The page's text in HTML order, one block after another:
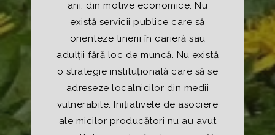
ani, din motive economice. Nu
există servicii publice care să
orienteze tinerii în carieră sau
adulții fără loc de muncă. Nu există
o strategie instituțională care să se
adreseze localnicilor din medii
vulnerabile. Inițiativele de asociere
ale micilor producători nu au avut